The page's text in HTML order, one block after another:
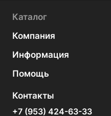
Каталог
Компания
Информация
Помощь
Контакты
+7 (953) 424-63-33